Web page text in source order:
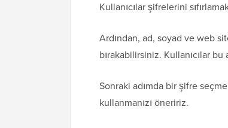
Kullanıcılar şifrelerini
Ardından, ad, soyad ve web
bırakabilirsiniz. Kullanıcılar
Sonraki adımda bir şifre
kullanmanızı öneririz.